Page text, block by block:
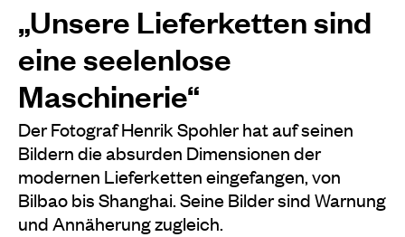
„Unsere Lieferketten sind
eine seelenlose
Maschinerie“
Der Fotograf Henrik Spohler hat auf seinen
Bildern die absurden Dimensionen der
modernen Lieferketten eingefangen, von
Bilbao bis Shanghai. Seine Bilder sind Warnung
und Annäherung zugleich.